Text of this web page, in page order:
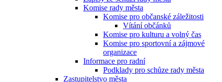
Komise rady města
Komise pro občanské záležitosti
Vítání občánků
Komise pro kulturu a volný čas
Komise pro sportovní a zájmové
organizace
Informace pro radní
Podklady pro schůze rady města
Zastupitelstvo města